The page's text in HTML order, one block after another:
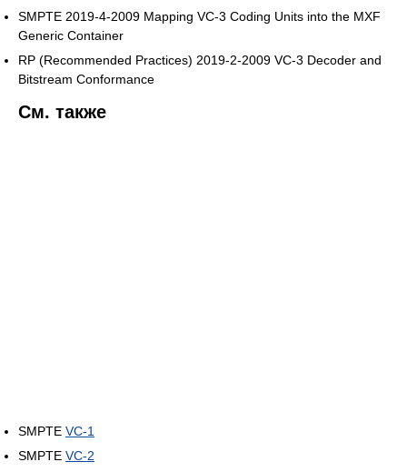
SMPTE 2019-4-2009 Mapping VC-3 Coding Units into the MXF
Generic Container
RP (Recommended Practices) 2019-2-2009 VC-3 Decoder and
Bitstream Conformance
См. также
SMPTE VC-1
SMPTE VC-2